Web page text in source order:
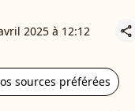
2025 à 12:12 share
sources préférées